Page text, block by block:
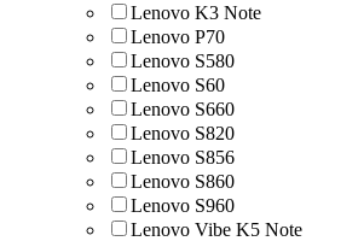
Lenovo K3 Note
Lenovo P70
Lenovo S580
Lenovo S60
Lenovo S660
Lenovo S820
Lenovo S856
Lenovo S860
Lenovo S960
Lenovo Vibe K5 Note